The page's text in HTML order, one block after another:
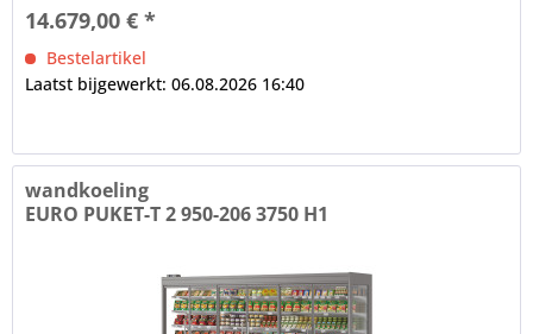
14.679,00 € *
Bestelartikel
Laatst bijgewerkt: 06.08.2026 16:40
wandkoeling
EURO PUKET-T 2 950-206 3750 H1